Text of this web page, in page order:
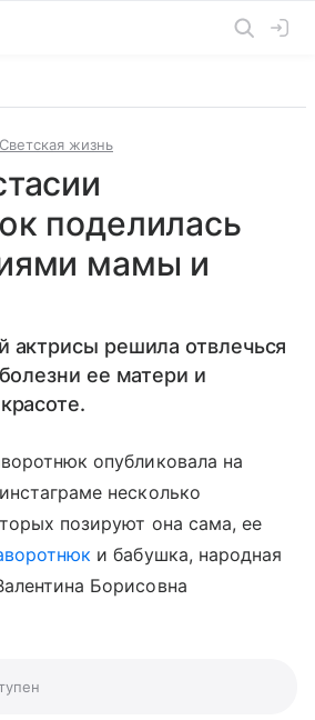
Светская жизнь
поделилась
мамы и
актрисы решила отвлечься
ее матери и
опубликовала на
несколько
позируют она сама, ее
и бабушка, народная
Борисовна